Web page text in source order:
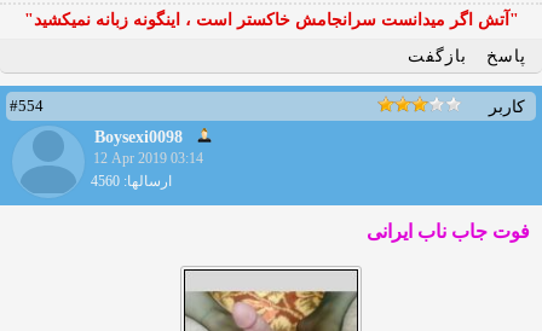
"آتش اگر ميدانست سرانجامش خاكستر است ، اينگونه زبانه نميكشيد"
پاسخ
بازگفت
کاربر
#554
Boysexi0098
12 Apr 2019 03:14
ارسالها: 4560
فوت جاب ناب ایرانی